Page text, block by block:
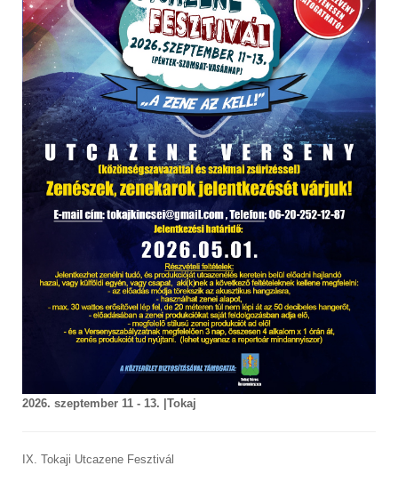
2026. szeptember 11 - 13. | Tokaj
IX. Tokaji Utcazene Fesztivál